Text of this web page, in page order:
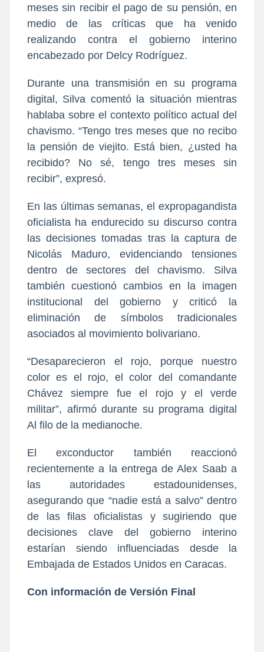
meses sin recibir el pago de su pensión, en
medio de las críticas que ha venido
realizando contra el gobierno interino
encabezado por Delcy Rodríguez.
Durante una transmisión en su programa
digital, Silva comentó la situación mientras
hablaba sobre el contexto político actual del
chavismo. “Tengo tres meses que no recibo
la pensión de viejito. Está bien, ¿usted ha
recibido? No sé, tengo tres meses sin
recibir”, expresó.
En las últimas semanas, el expropagandista
oficialista ha endurecido su discurso contra
las decisiones tomadas tras la captura de
Nicolás Maduro, evidenciando tensiones
dentro de sectores del chavismo. Silva
también cuestionó cambios en la imagen
institucional del gobierno y criticó la
eliminación de símbolos tradicionales
asociados al movimiento bolivariano.
“Desaparecieron el rojo, porque nuestro
color es el rojo, el color del comandante
Chávez siempre fue el rojo y el verde
militar”, afirmó durante su programa digital
Al filo de la medianoche.
El exconductor también reaccionó
recientemente a la entrega de Alex Saab a
las autoridades estadounidenses,
asegurando que “nadie está a salvo” dentro
de las filas oficialistas y sugiriendo que
decisiones clave del gobierno interino
estarían siendo influenciadas desde la
Embajada de Estados Unidos en Caracas.
Con información de Versión Final